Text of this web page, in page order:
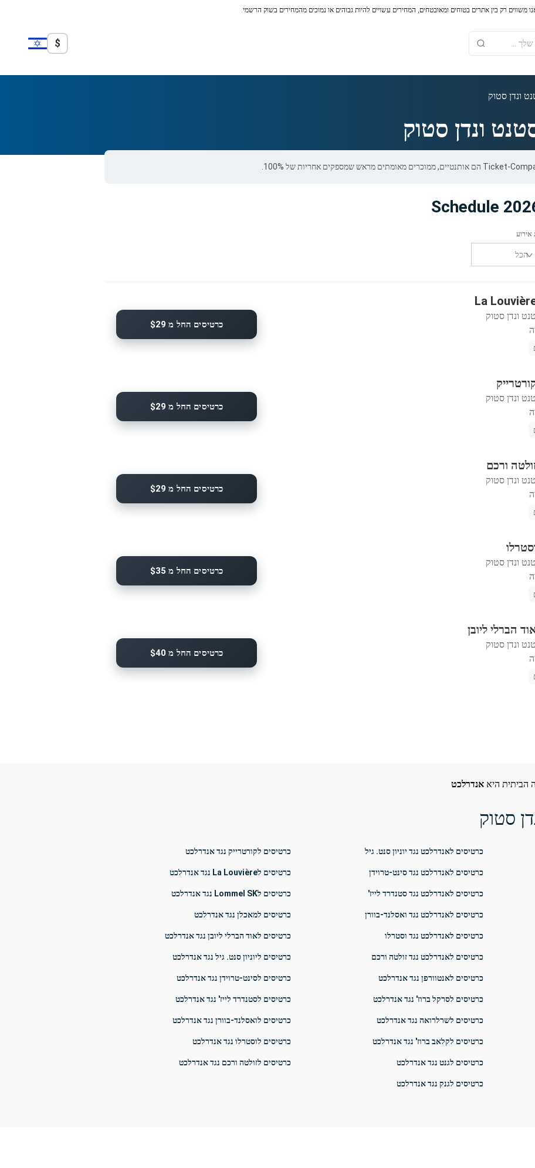
משווים רק בין אתרים בטוחים ומאובטחים, המחירים עשויים להיות גבוהים או נמוכים מהמחירים בשוק הרשמי.
$
ונדן סטוק
ונדן סטוק
ונדן סטוק
כרטיסים החל מ $29
ונדן סטוק
כרטיסים החל מ $29
ורכם
ונדן סטוק
כרטיסים החל מ $29
ונדן סטוק
כרטיסים החל מ $35
הברלי ליובן
ונדן סטוק
כרטיסים החל מ $40
הביתית היא אנדרלכט
סטוק
כרטיסים לאנדרלכט נגד יוניון סנט. גיל
כרטיסים לאנדרלכט נגד סינט-טרוידן
כרטיסים לאנדרלכט נגד סטנדרד לייז'
כרטיסים לאנדרלכט נגד ואסלנד-בוורן
כרטיסים לאנדרלכט נגד וסטרלו
כרטיסים לאנדרלכט נגד זולטה ורכם
כרטיסים לאנטוורפן נגד אנדרלכט
כרטיסים לסרקל ברוז' נגד אנדרלכט
כרטיסים לשרלרואה נגד אנדרלכט
כרטיסים לקלאב ברוז' נגד אנדרלכט
כרטיסים לגנט נגד אנדרלכט
כרטיסים לגנק נגד אנדרלכט
כרטיסים לקורטרייק נגד אנדרלכט
כרטיסים לLa Louvière נגד אנדרלכט
כרטיסים לLommel SK נגד אנדרלכט
כרטיסים למאכלן נגד אנדרלכט
כרטיסים לאוד הברלי ליובן נגד אנדרלכט
כרטיסים ליוניון סנט. גיל נגד אנדרלכט
כרטיסים לסינט-טרוידן נגד אנדרלכט
כרטיסים לסטנדרד לייז' נגד אנדרלכט
כרטיסים לואסלנד-בוורן נגד אנדרלכט
כרטיסים לוסטרלו נגד אנדרלכט
כרטיסים לזולטה ורכם נגד אנדרלכט